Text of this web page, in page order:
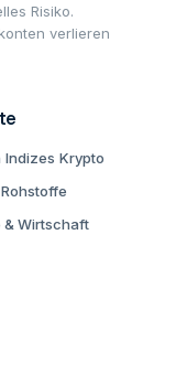
Risiko.
verlieren
Indizes Krypto
Rohstoffe
& Wirtschaft